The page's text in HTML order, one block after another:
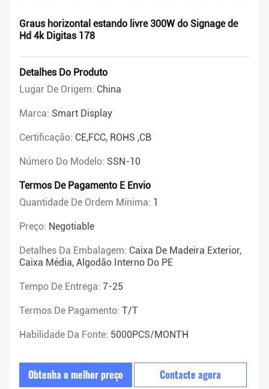
Graus horizontal estando livre 300W do Signage de
Hd 4k Digitas 178
Detalhes Do Produto
Lugar De Origem: China
Marca: Smart Display
Certificação: CE,FCC, ROHS ,CB
Número Do Modelo: SSN-10
Termos De Pagamento E Envio
Quantidade De Ordem Mínima: 1
Preço: Negotiable
Detalhes Da Embalagem: Caixa De Madeira Exterior,
Caixa Média, Algodão Interno Do PE
Tempo De Entrega: 7-25
Termos De Pagamento: T/T
Habilidade Da Fonte: 5000PCS/MONTH
Obtenha o melhor preço Contacte agora